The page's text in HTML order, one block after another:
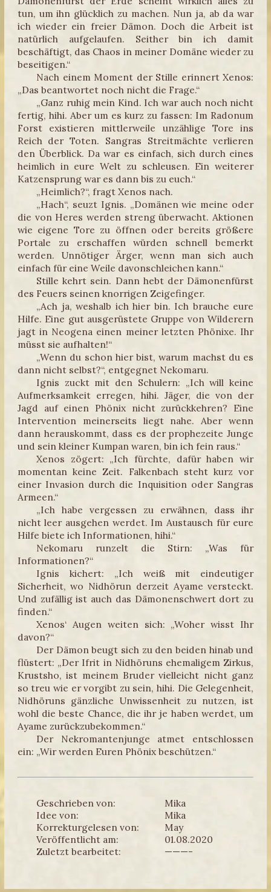
tun, um ihn glücklich zu machen. Nun ja, ab da war
ich wieder ein freier Dämon. Doch die Arbeit ist
natürlich aufgelaufen. Seither bin ich damit
beschäftigt, das Chaos in meiner Domäne wieder zu
beseitigen.“
Nach einem Moment der Stille erinnert Xenos:
„Das beantwortet noch nicht die Frage.“
„Ganz ruhig mein Kind. Ich war auch noch nicht
fertig, hihi. Aber um es kurz zu fassen: Im Radonum
Forst existieren mittlerweile unzählige Tore ins
Reich der Toten. Sangras Streitmächte verlieren
den Überblick. Da war es einfach, sich durch eines
heimlich in eure Welt zu schleusen. Ein weiterer
Katzensprung war es dann bis zu euch.“
„Heimlich?“, fragt Xenos nach.
„Hach“, seuzt Ignis. „Domänen wie meine oder
die von Heres werden streng überwacht. Aktionen
wie eigene Tore zu öffnen oder bereits größere
Portale zu erschaffen würden schnell bemerkt
werden. Unnötiger Ärger, wenn man sich auch
einfach für eine Weile davonschleichen kann.“
Stille kehrt sein. Dann hebt der Dämonenfürst
des Feuers seinen knorrigen Zeigefinger.
„Ach ja, weshalb ich hier bin. Ich brauche eure
Hilfe. Eine gut ausgerüstete Gruppe von Wilderern
jagt in Neogena einen meiner letzten Phönixe. Ihr
müsst sie aufhalten!“
„Wenn du schon hier bist, warum machst du es
dann nicht selbst?“, entgegnet Nekomaru.
Ignis zuckt mit den Schulern: „Ich will keine
Aufmerksamkeit erregen, hihi. Jäger, die von der
Jagd auf einen Phönix nicht zurückkehren? Eine
Intervention meinerseits liegt nahe. Aber wenn
dann herauskommt, dass es der prophezeite Junge
und sein kleiner Kumpan waren, bin ich fein raus.“
Xenos zögert: „Ich fürchte, dafür haben wir
momentan keine Zeit. Falkenbach steht kurz vor
einer Invasion durch die Inquisition oder Sangras
Armeen.“
„Ich habe vergessen zu erwähnen, dass ihr
nicht leer ausgehen werdet. Im Austausch für eure
Hilfe biete ich Informationen, hihi.“
Nekomaru runzelt die Stirn: „Was für
Informationen?“
Ignis kichert: „Ich weiß mit eindeutiger
Sicherheit, wo Nidhörun derzeit Ayame versteckt.
Und zufällig ist auch das Dämonenschwert dort zu
finden.“
Xenos‘ Augen weiten sich: „Woher wisst Ihr
davon?“
Der Dämon beugt sich zu den beiden hinab und
flüstert: „Der Ifrit in Nidhöruns ehemaligem Zirkus,
Krustsho, ist meinem Bruder vielleicht nicht ganz
so treu wie er vorgibt zu sein, hihi. Die Gelegenheit,
Nidhöruns gänzliche Unwissenheit zu nutzen, ist
wohl die beste Chance, die ihr je haben werdet, um
Ayame zurückzubekommen.“
Der Nekromantenjunge atmet entschlossen
ein: „Wir werden Euren Phönix beschützen.“
Geschrieben von:
Mika
Idee von:
Mika
Korrekturgelesen von:
May
Veröffentlicht am:
01.08.2020
Zuletzt bearbeitet:
———-